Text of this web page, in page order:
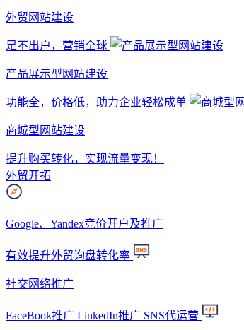
外贸网站建设
足不出户，营销全球
产品展示型网站建设
功能全，价格低，助力企业轻松成单
商城型网站建设
提升购买转化，实现流量变现！
外贸开拓
Google、Yandex竞价开户及推广
有效提升外贸询盘转化率
社交网络推广
FaceBook推广 LinkedIn推广 SNS代运营